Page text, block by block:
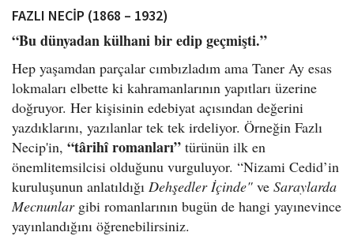
FAZLI NECİP (1868 – 1932)
“Bu dünyadan külhani bir edip geçmişti.”
Hep yaşamdan parçalar cımbızladım ama Taner Ay esas
lokmaları elbette ki kahramanlarının yapıtları üzerine
doğruyor. Her kişisinin edebiyat açısından değerini
yazdıklarını, yazılanlar tek tek irdeliyor. Örneğin Fazlı
Necip'in, “târihî romanları” türünün ilk en
önemlitemsilcisi olduğunu vurguluyor. “Nizami Cedid’in
kuruluşunun anlatıldığı Dehşedler İçinde" ve Saraylarda
Mecnunlar gibi romanlarının bugün de hangi yayınevince
yayınlandığını öğrenebilirsiniz.